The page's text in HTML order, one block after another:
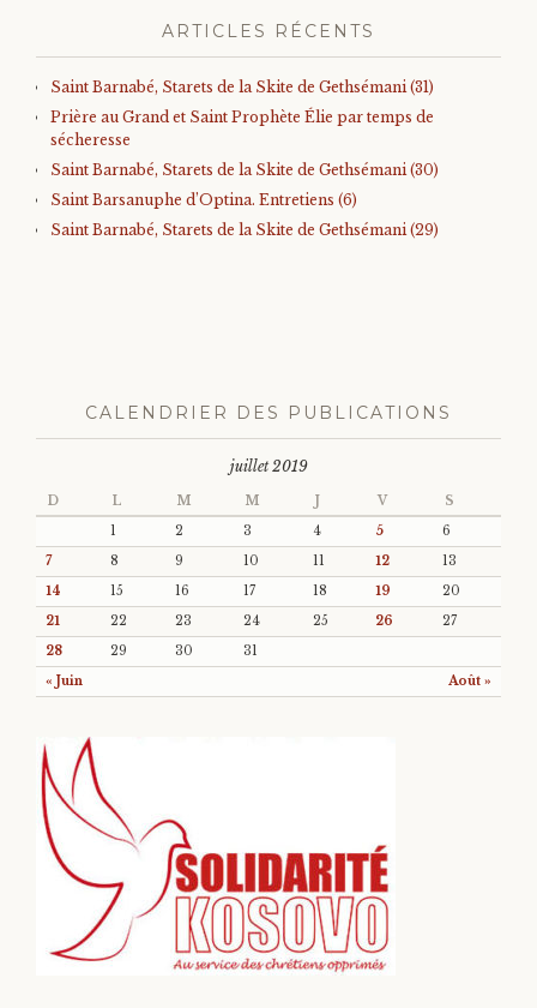
ARTICLES RÉCENTS
Saint Barnabé, Starets de la Skite de Gethsémani (31)
Prière au Grand et Saint Prophète Élie par temps de
sécheresse
Saint Barnabé, Starets de la Skite de Gethsémani (30)
Saint Barsanuphe d’Optina. Entretiens (6)
Saint Barnabé, Starets de la Skite de Gethsémani (29)
CALENDRIER DES PUBLICATIONS
juillet 2019
D L M M J V S
« Juin Août »
1 2 3 4 5
6
7
8 9 10 11 12
13
14
15 16 17 18 19
20
21
22 23 24 25 26
27
28
29 30 31